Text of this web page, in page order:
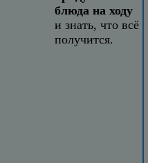
блюда на ходу
и знать, что всё
получится.